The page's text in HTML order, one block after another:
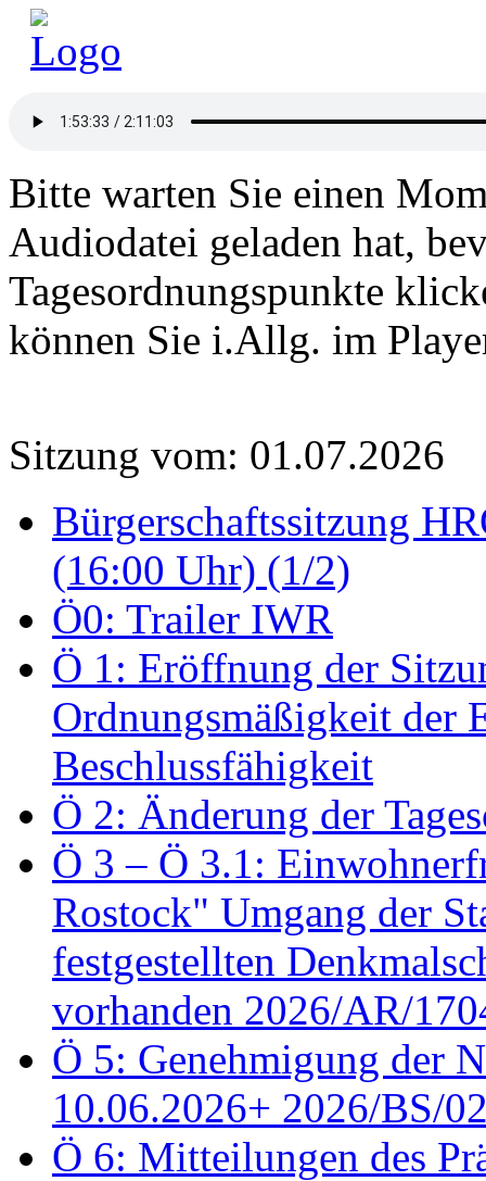
Bitte warten Sie einen
Audiodatei geladen hat,
Tagesordnungspunkte
können Sie i.Allg. im
Sitzung vom: 01.07.2026
Bürgerschaftssitzung
(16:00 Uhr) (1/2)
Ö0: Trailer IWR
Ö 1: Eröffnung der
Ordnungsmäßigkeit der
Beschlussfähigkeit
Ö 2: Änderung der
Ö 3 – Ö 3.1:
Rostock" Umgang der
festgestellten
vorhanden 2026/AR/
Ö 5: Genehmigung der
10.06.2026+ 2026/BS/
Ö 6: Mitteilungen des